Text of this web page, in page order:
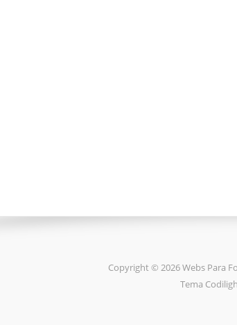
Copyright © 2026 Webs Para
Tema